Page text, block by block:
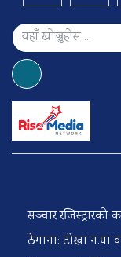
सञ्चार रजिस्ट्रारको
ठेगाना: टोखा न.पा